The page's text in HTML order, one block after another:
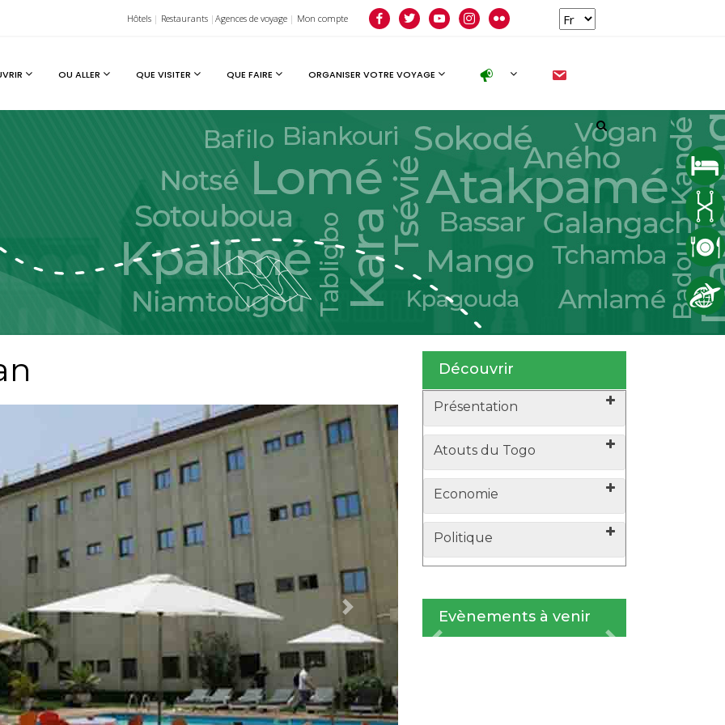
Hôtels | Restaurants | Agences de voyage | Mon compte facebooktwitter youtubeinstagramflickr
new
Follow us
facebook
OU ALLER QUE VISITER QUE FAIRE ORGANISER VOTRE VOYAGE
Next
Découvrir
Présentation
Atouts du Togo
Economie
Politique
Evènements à venir